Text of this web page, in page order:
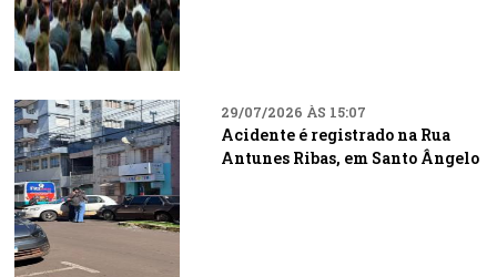
29/07/2026 ÀS 15:07
Acidente é registrado na Rua
Antunes Ribas, em Santo Ângelo